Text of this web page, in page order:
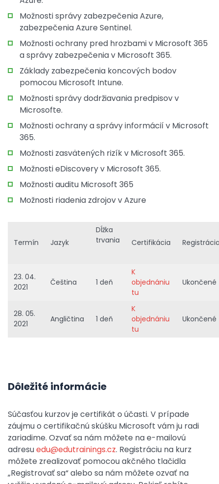
Možnosti správy zabezpečenia Azure,
zabezpečenia Azure Sentinel.
Možnosti ochrany pred hrozbami v Microsoft 365
a správy zabezpečenia v Microsoft 365.
Základy zabezpečenia koncových bodov
pomocou Microsoft Intune.
Možnosti správy dodržiavania predpisov v
Microsofte.
Možnosti ochrany a správy informácií v Microsoft
365.
Možnosti zasvätených rizík v Microsoft 365.
Možnosti eDiscovery v Microsoft 365.
Možnosti auditu Microsoft 365
Možnosti riadenia zdrojov v Azure
Termín Jazyk
Dĺžka
trvania
Certifikácia
23. 04.
2021
Čeština 1 deň
K
objednániu
tu
Ukončené
28. 05.
2021
Angličtina 1 deň
K
objednániu
tu
Ukončené
Dôležité informácie
Súčasťou kurzov je certifikát o účasti. V prípade
záujmu o certifikačnú skúšku Microsoft vám ju radi
zariadime. Ozvať sa nám môžete na e-mailovú
adresuedu@edutrainings.cz. Registráciu na kurz
môžete zrealizovať pomocou akčného tlačidla
„Registrovať sa“ alebo sa nám môžete ozvať na